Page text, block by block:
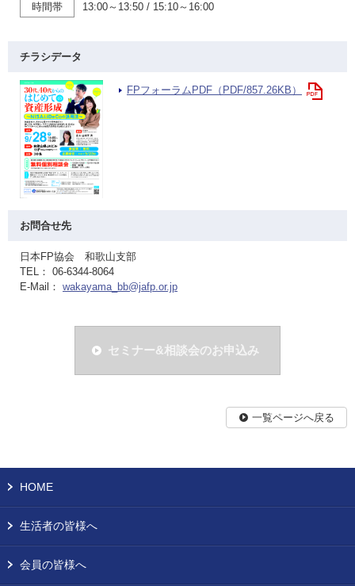
時間帯 13:00～13:50 / 15:10～16:00
チラシデータ
FPフォーラムPDF（PDF/857.26KB）
お問合せ先
日本FP協会 和歌山支部
TEL： 06-6344-8064
E-Mail： wakayama_bb@jafp.or.jp
セミナー&相談会のお申込み
一覧ページへ戻る
HOME
生活者の皆様へ
会員の皆様へ